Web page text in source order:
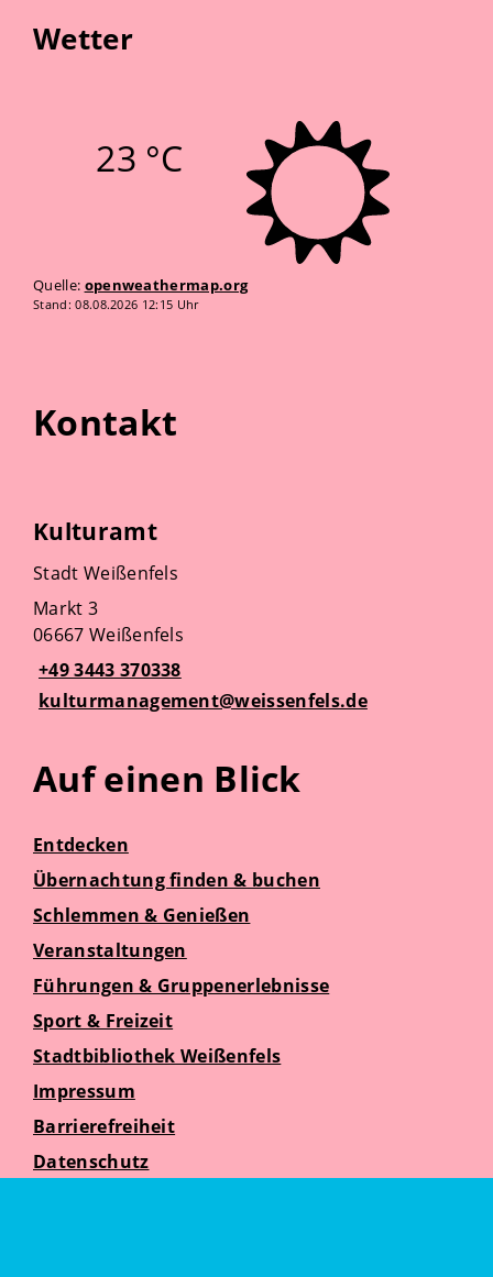
Wetter
23 °C
Quelle: openweathermap.org
Stand: 08.08.2026 12:15 Uhr
Kontakt
Kulturamt
Stadt Weißenfels
Markt 3
06667 Weißenfels
+49 3443 370338
kulturmanagement@weissenfels.de
Auf einen Blick
Entdecken
Übernachtung finden & buchen
Schlemmen & Genießen
Veranstaltungen
Führungen & Gruppenerlebnisse
Sport & Freizeit
Stadtbibliothek Weißenfels
Impressum
Barrierefreiheit
Datenschutz